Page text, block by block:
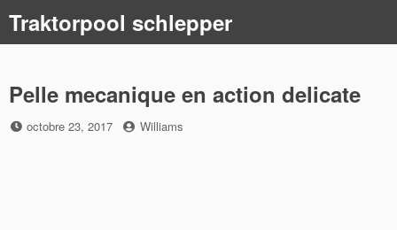
content
Traktorpool schlepper
Pelle mecanique en action delicate
Posted
octobre 23, 2017 by
Williams